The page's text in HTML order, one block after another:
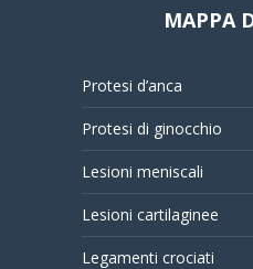
MAPPA
Protesi d’anca
Protesi di ginocchio
Lesioni meniscali
Lesioni cartilaginee
Legamenti crociati